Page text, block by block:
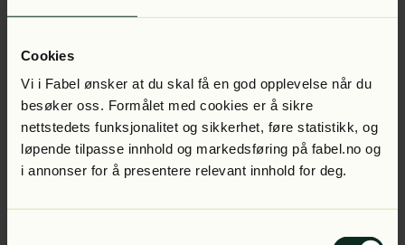
Cookies
Vi i Fabel ønsker at du skal få en god opplevelse når du
besøker oss. Formålet med cookies er å sikre
nettstedets funksjonalitet og sikkerhet, føre statistikk, og
løpende tilpasse innhold og markedsføring på fabel.no og
i annonser for å presentere relevant innhold for deg.